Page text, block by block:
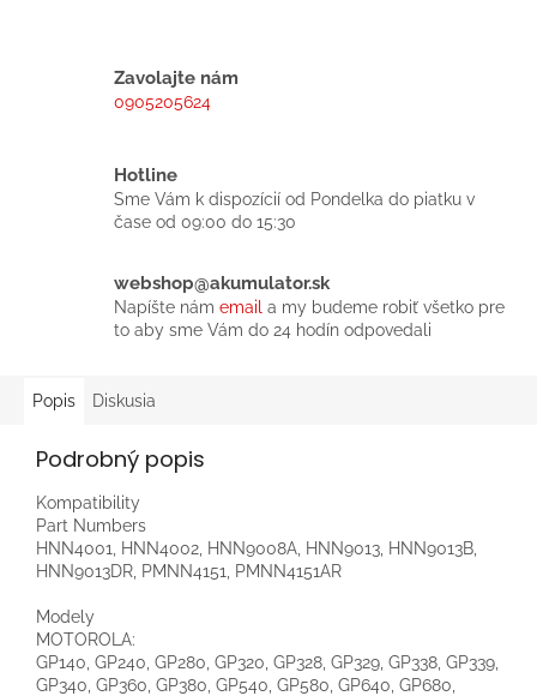
Zavolajte nám
0905205624
Hotline
Sme Vám k dispozícií od Pondelka do piatku v
čase od 09:00 do 15:30
webshop@akumulator.sk
Napíšte nám email a my budeme robiť všetko pre
to aby sme Vám do 24 hodín odpovedali
Popis Diskusia
Podrobný popis
Kompatibility
Part Numbers
HNN4001, HNN4002, HNN9008A, HNN9013, HNN9013B,
HNN9013DR, PMNN4151, PMNN4151AR
Modely
MOTOROLA:
GP140, GP240, GP280, GP320, GP328, GP329, GP338, GP339,
GP340, GP360, GP380, GP540, GP580, GP640, GP680,